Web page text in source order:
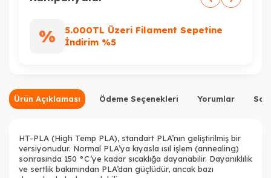
%
5.000TL Üzeri Filament Sepetine
İndirim %5
Ürün Açıklaması Ödeme Seçenekleri Yorumlar
HT-PLA (High Temp PLA), standart PLA’nın geliştirilmiş bir
versiyonudur. Normal PLA’ya kıyasla ısıl işlem (annealing)
sonrasında 150 °C’ye kadar sıcaklığa dayanabilir. Dayanıklılık
ve sertlik bakımından PLA’dan güçlüdür, ancak bazı